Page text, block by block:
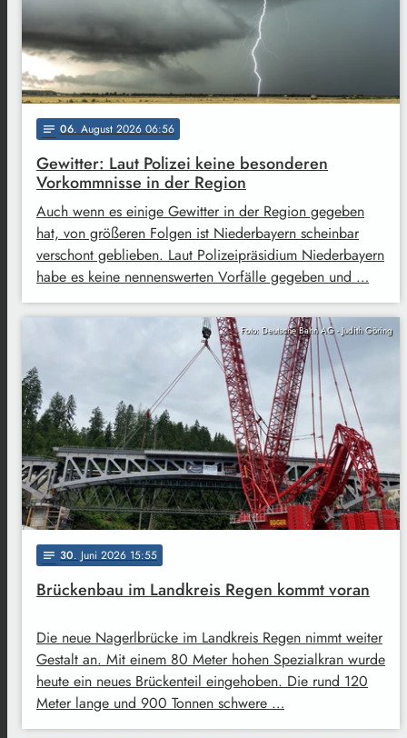
notes 06. August 2026 06:56
Gewitter: Laut Polizei keine besonderen
Vorkommnisse in der Region
Auch wenn es einige Gewitter in der Region gegeben
hat, von größeren Folgen ist Niederbayern scheinbar
verschont geblieben. Laut Polizeipräsidium Niederbayern
habe es keine nennenswerten Vorfälle gegeben und …
Foto: Deutsche Bahn AG - Judith Göring
notes 30. Juni 2026 15:55
Brückenbau im Landkreis Regen kommt voran
Die neue Nagerlbrücke im Landkreis Regen nimmt weiter
Gestalt an. Mit einem 80 Meter hohen Spezialkran wurde
heute ein neues Brückenteil eingehoben. Die rund 120
Meter lange und 900 Tonnen schwere …